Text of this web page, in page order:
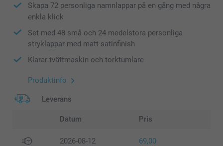
Skapa 72 personliga namnlappar på en gång med några
enkla klick
Set med 48 små och 24 medelstora personliga
stryklappar med matt satinfinish
Klarar tvättmaskin och torktumlare
Produktinfo
Leverans
Datum Pris
2026-08-12 69,00